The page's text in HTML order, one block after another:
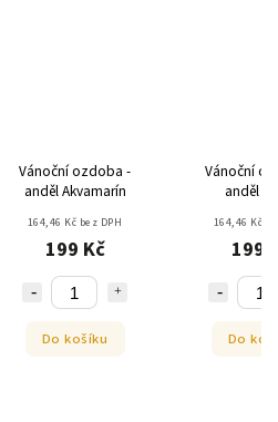
Vánoční ozdoba -
anděl Akvamarín
164,46 Kč bez DPH
199 Kč
Do košíku
Vánoční
anděl
164,46 Kč
199
Do